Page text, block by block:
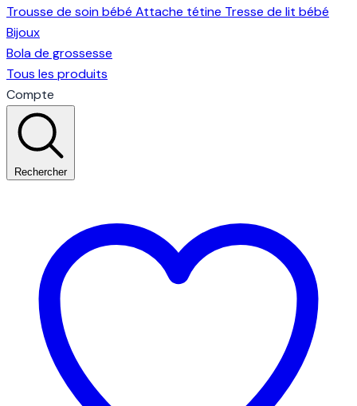
Trousse de soin bébé Attache tétine Tresse de lit bébé
Bijoux
Bola de grossesse
Tous les produits
Compte
Rechercher